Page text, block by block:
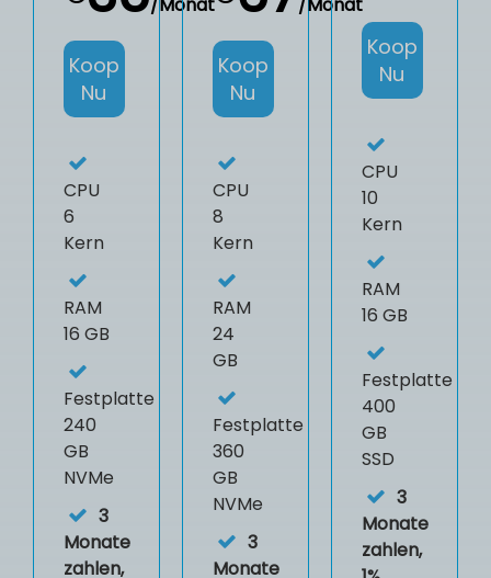
/Monat
Koop
Nu
CPU
6
Kern
RAM
16 GB
Festplatte
240
GB
NVMe
3
Monate
zahlen,
/Monat
Koop
Nu
CPU
8
Kern
RAM
24
GB
Festplatte
360
GB
NVMe
3
Monate
Koop
Nu
CPU
10
Kern
RAM
16 GB
Festplatte
400
GB
SSD
3
Monate
zahlen,